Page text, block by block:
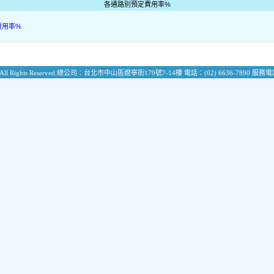
各通路別預定費用率%
用率%
Rights Reserved. 總公司：台北市中山區遼寧街179號7-14樓 電話：(02) 6636-7890 服務電